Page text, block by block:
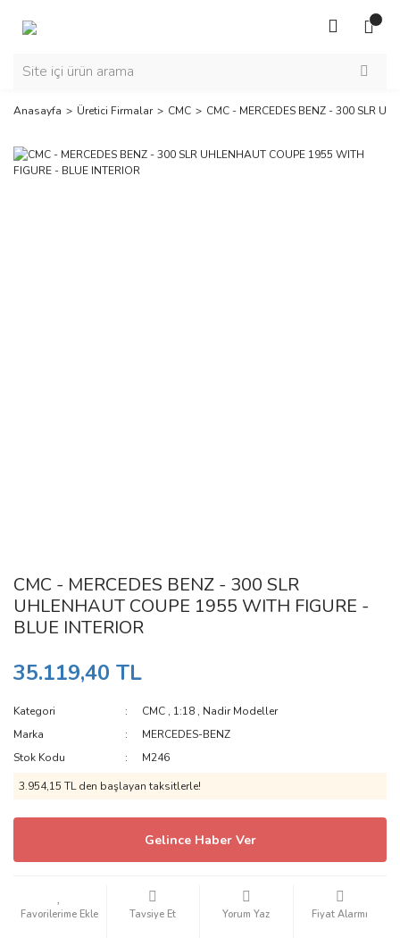
Anasayfa Üretici Firmalar CMC CMC - MERCEDES BENZ - 300 SLR
CMC - MERCEDES BENZ - 300 SLR
UHLENHAUT COUPE 1955 WITH FIGURE -
BLUE INTERIOR
35.119,40 TL
Kategori CMC , 1:18 , Nadir Modeller
Marka
MERCEDES-BENZ
Stok Kodu
M246
3.954,15 TL den başlayan taksitlerle!
Gelince Haber Ver
Tavsiye Et Yorum Yaz Fiyat Alarmı